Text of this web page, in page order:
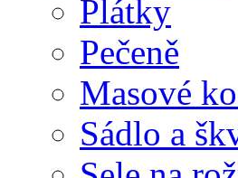
Plátky
Pečeně
Masové
Sádlo a